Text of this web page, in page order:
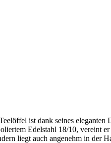
ist dank seines eleganten
Edelstahl 18/10, vereint
liegt auch angenehm in der